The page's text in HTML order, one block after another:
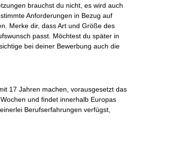
brauchst du nicht, es wird auch
Anforderungen in Bezug auf
Merke dir, dass Art und Größe des
passt. Möchtest du später in
bei deiner Bewerbung auch die
17 Jahren machen, vorausgesetzt das
und findet innerhalb Europas
Berufserfahrungen verfügst,